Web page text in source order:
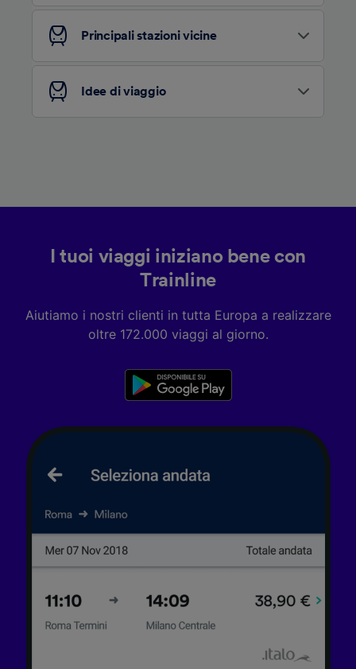
Principali stazioni vicine
Idee di viaggio
I tuoi viaggi iniziano bene con
Trainline
Aiutiamo i nostri clienti in tutta Europa a realizzare
oltre 172.000 viaggi al giorno.
Elenco dei partner (fornitori)